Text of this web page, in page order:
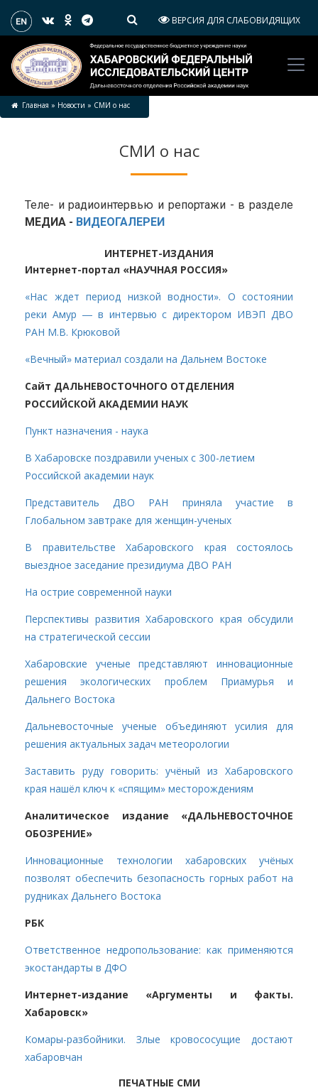
ВЕРСИЯ ДЛЯ СЛАБОВИДЯЩИХ
Главная » Новости » СМИ о нас
СМИ о нас
Теле- и радиоинтервью и репортажи - в разделе
МЕДИА - ВИДЕОГАЛЕРЕИ
ИНТЕРНЕТ-ИЗДАНИЯ
Интернет-портал «НАУЧНАЯ РОССИЯ»
«Нас ждет период низкой водности». О состоянии
реки Амур ― в интервью с директором ИВЭП ДВО
РАН М.В. Крюковой
«Вечный» материал создали на Дальнем Востоке
Сайт ДАЛЬНЕВОСТОЧНОГО ОТДЕЛЕНИЯ
РОССИЙСКОЙ АКАДЕМИИ НАУК
Пункт назначения - наука
В Хабаровске поздравили ученых с 300-летием
Российской академии наук
Представитель ДВО РАН приняла участие в
Глобальном завтраке для женщин-ученых
В правительстве Хабаровского края состоялось
выездное заседание президиума ДВО РАН
На острие современной науки
Перспективы развития Хабаровского края обсудили
на стратегической сессии
Хабаровские ученые представляют инновационные
решения экологических проблем Приамурья и
Дальнего Востока
Дальневосточные ученые объединяют усилия для
решения актуальных задач метеорологии
Заставить руду говорить: учёный из Хабаровского
края нашёл ключ к «спящим» месторождениям
Аналитическое издание «ДАЛЬНЕВОСТОЧНОЕ
ОБОЗРЕНИЕ»
Инновационные технологии хабаровских учёных
позволят обеспечить безопасность горных работ на
рудниках Дальнего Востока
РБК
Ответственное недропользование: как применяются
экостандарты в ДФО
Интернет-издание «Аргументы и факты.
Хабаровск»
Комары-разбойники. Злые кровососущие достают
хабаровчан
ПЕЧАТНЫЕ СМИ